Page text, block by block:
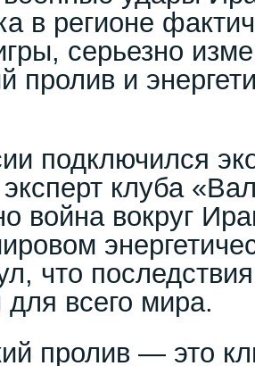
в регионе
серьезно
пролив и
подключился
клуба
война вокруг
что
всего мира.
пролив — это